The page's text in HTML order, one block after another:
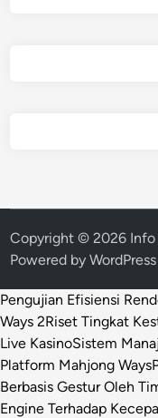
Copyright © 2026 Info
Powered byWordPress
Pengujian Efisiensi
Ways 2Riset Tingkat
Live KasinoSistem
Platform Mahjong Ways
Berbasis Gestur Oleh
Engine Terhadap